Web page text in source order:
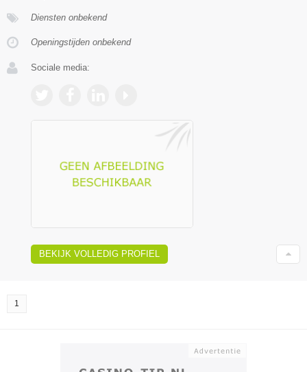
Diensten onbekend
Openingstijden onbekend
Sociale media:
BEKIJK VOLLEDIG PROFIEL
1